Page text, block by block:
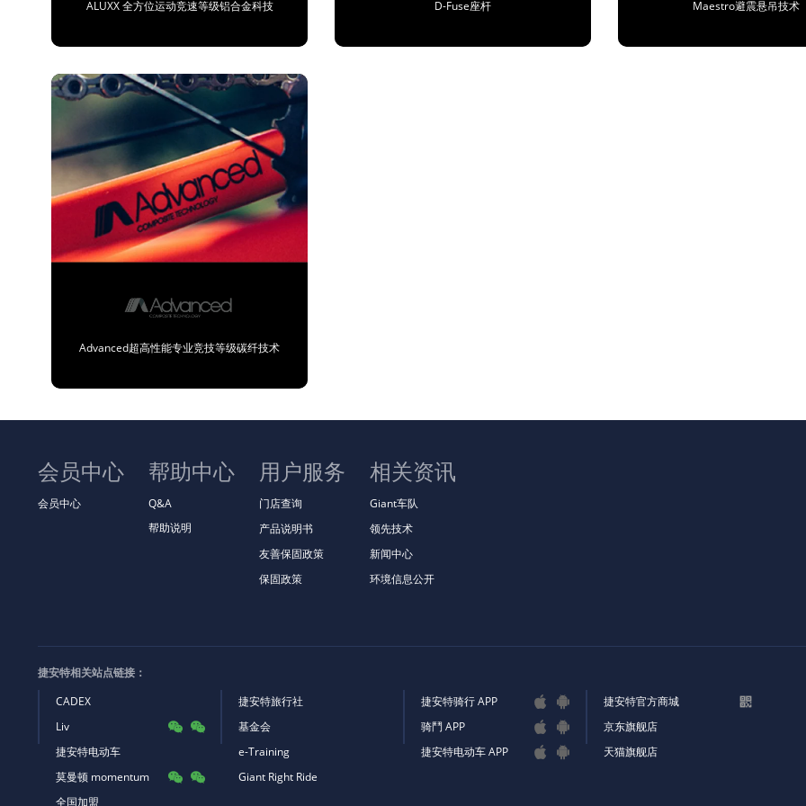
ALUXX 全方位运动竞速等级铝合金科技 D-Fuse座杆 Maestro避震悬吊技术
Advanced超高性能专业竞技等级碳纤技术
会员中心
会员中心
帮助中心
Q&A
帮助说明
用户服务
门店查询
产品说明书
友善保固政策
保固政策
相关资讯
Giant车队
领先技术
新闻中心
环境信息公开
捷安特相关站点链接：
CADEX
Liv
 
捷安特电动车
莫曼顿 momentum
 
全国加盟
捷安特旅行社
基金会
e-Training
Giant Right Ride
捷安特骑行 APP  
骑鬥 APP  
捷安特电动车 APP  
捷安特官方商城 
京东旗舰店
天猫旗舰店